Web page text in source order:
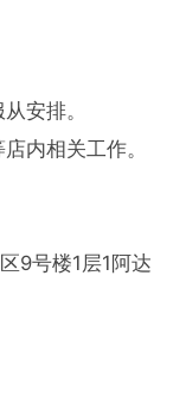
安排。
内相关工作。
9号楼1层1阿达